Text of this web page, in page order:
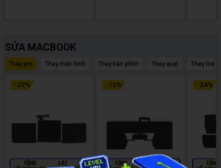
SỬA MACBOOK
Thay pin Thay màn hình Thay bàn phím Thay quạt Thay loa
- 22% - 12% - 24%